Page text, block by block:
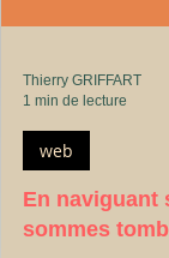
Thierry GRIFFART
1 min de lecture
web